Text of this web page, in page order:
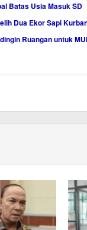
Batas Usia Masuk SD
Dua Ekor Sapi
Ruangan untuk